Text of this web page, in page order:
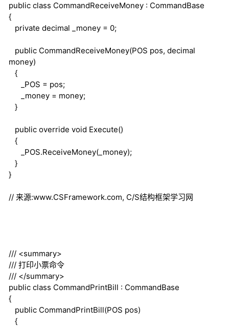
public class CommandReceiveMoney : CommandBase
{
private decimal _money = 0;
public CommandReceiveMoney(POS pos, decimal
money)
{
_POS = pos;
_money = money;
}
public override void Execute()
{
_POS.ReceiveMoney(_money);
}
}
// 来源:www.CSFramework.com, C/S结构框架学习网
/// <summary>
/// 打印小票命令
/// </summary>
public class CommandPrintBill : CommandBase
{
public CommandPrintBill(POS pos)
{